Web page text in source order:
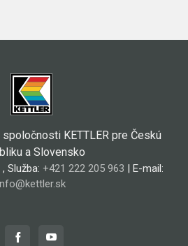
KETTLER pre Českú
a Slovensko
, Služba: +421 222 205 963 | E-mail: